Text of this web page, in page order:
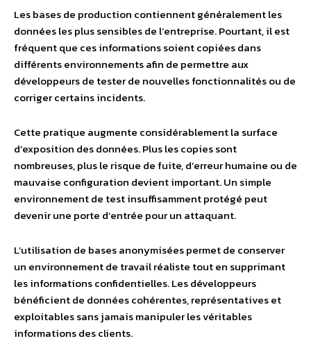
Les bases de production contiennent généralement les
données les plus sensibles de l’entreprise. Pourtant, il est
fréquent que ces informations soient copiées dans
différents environnements afin de permettre aux
développeurs de tester de nouvelles fonctionnalités ou de
corriger certains incidents.
Cette pratique augmente considérablement la surface
d’exposition des données. Plus les copies sont
nombreuses, plus le risque de fuite, d’erreur humaine ou de
mauvaise configuration devient important. Un simple
environnement de test insuffisamment protégé peut
devenir une porte d’entrée pour un attaquant.
L’utilisation de bases anonymisées permet de conserver
un environnement de travail réaliste tout en supprimant
les informations confidentielles. Les développeurs
bénéficient de données cohérentes, représentatives et
exploitables sans jamais manipuler les véritables
informations des clients.